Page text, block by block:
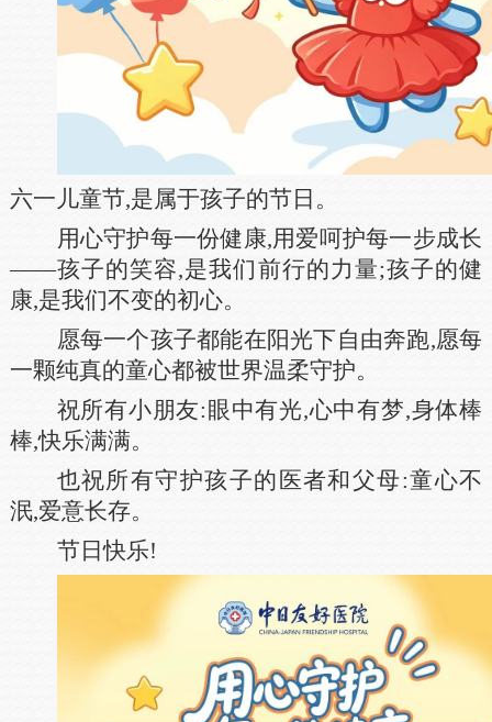
六一儿童节,是属于孩子的节日。
用心守护每一份健康,用爱呵护每一步成长
——孩子的笑容,是我们前行的力量;孩子的健
康,是我们不变的初心。
愿每一个孩子都能在阳光下自由奔跑,愿每
一颗纯真的童心都被世界温柔守护。
祝所有小朋友:眼中有光,心中有梦,身体棒
棒,快乐满满。
也祝所有守护孩子的医者和父母:童心不
泯,爱意长存。
节日快乐!